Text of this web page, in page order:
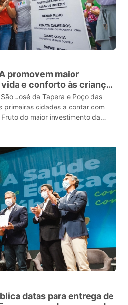
promovem maior
e conforto às crianças
José da Tapera e Poço das
primeiras cidades a contar com
do maior investimento da
datas para entrega de